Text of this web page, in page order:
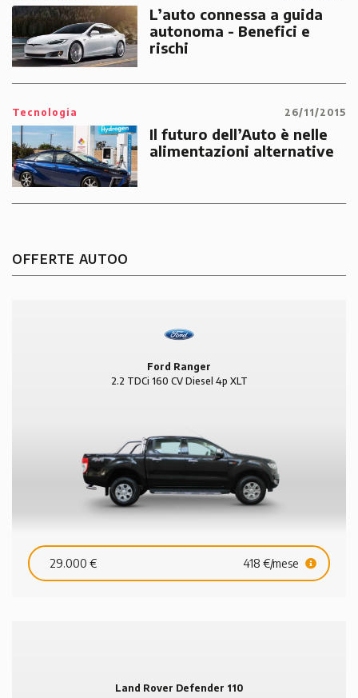
L’auto connessa a guida
autonoma - Benefici e
rischi
Tecnologia 26/11/2015
Il futuro dell’Auto è nelle
alimentazioni alternative
OFFERTE AUTOO
Ford Ranger
2.2 TDCi 160 CV Diesel 4p XLT
29.000 € 418 €/mese
Land Rover Defender 110